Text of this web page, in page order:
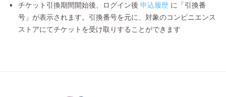
チケット引換期間開始後、ログイン後 申込履歴 に「引換番
号」が表示されます。引換番号を元に、対象のコンビニエンス
ストアにてチケットを受け取りすることができます